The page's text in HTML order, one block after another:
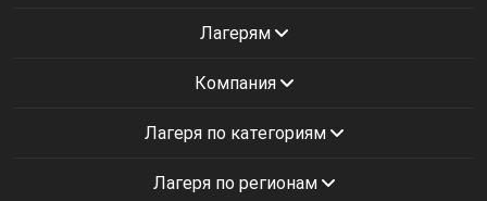
Лагерям
Компания
Лагеря по категориям
Лагеря по регионам